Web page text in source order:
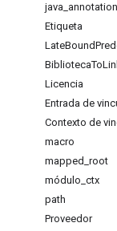
java annotation
Etiqueta
LateBound
BibliotecaTo
Licencia
Entrada de
Contexto de
macro
mapped root
módulo ctx
path
Proveedor